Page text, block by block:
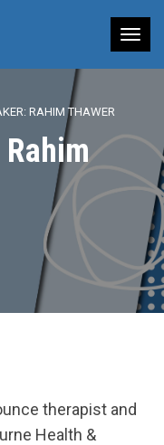
RAHIM THAWER
therapist and
Health &